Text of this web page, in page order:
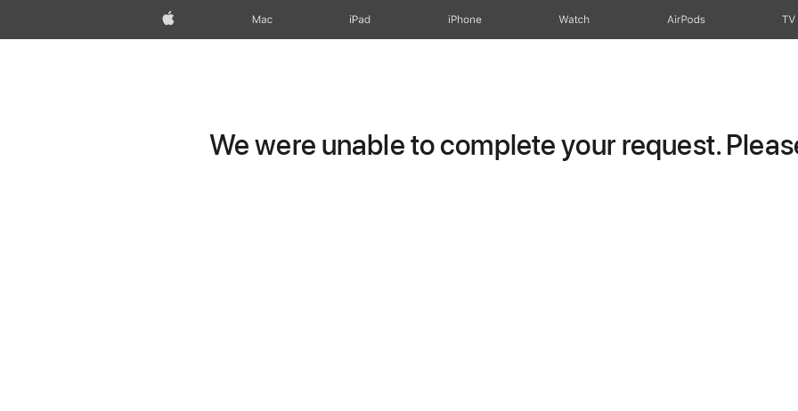
Apple Mac iPad iPhone Watch AirPods TV
We were unable to complete your request.